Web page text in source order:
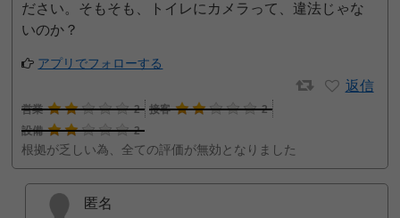
ださい。そもそも、トイレにカメラって、違法じゃな
いのか？
アプリでフォローする
返信
営業 2 接客
2
設備
2
根拠が乏しい為、全ての評価が無効となりました
匿名